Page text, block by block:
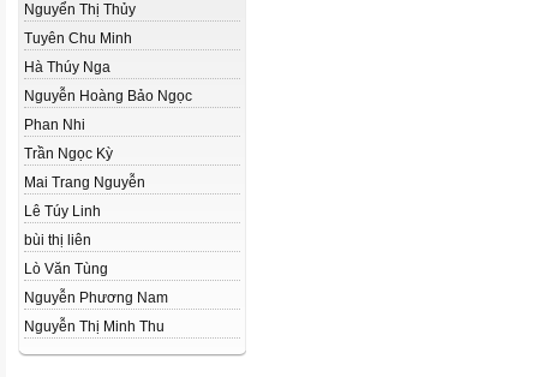
Nguyển Thị Thủy
Tuyên Chu Minh
Hà Thúy Nga
Nguyễn Hoàng Bảo Ngọc
Phan Nhi
Trần Ngọc Kỳ
Mai Trang Nguyễn
Lê Túy Linh
bùi thị liên
Lò Văn Tùng
Nguyễn Phương Nam
Nguyễn Thị Minh Thu